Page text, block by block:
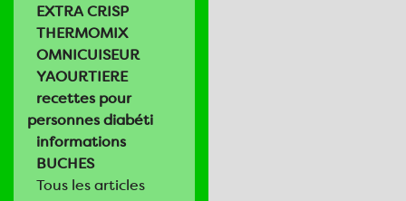
EXTRA CRISP
THERMOMIX
OMNICUISEUR
YAOURTIERE
recettes pour
personnes diabéti
informations
BUCHES
Tous les articles